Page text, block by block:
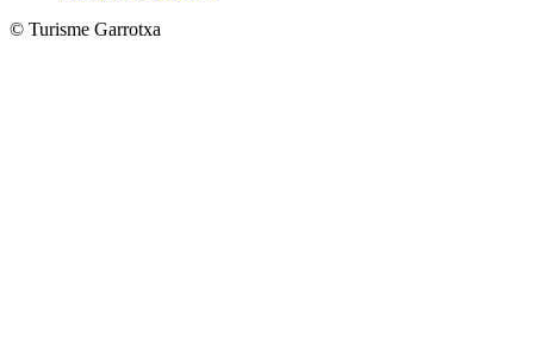
© Turisme Garrotxa